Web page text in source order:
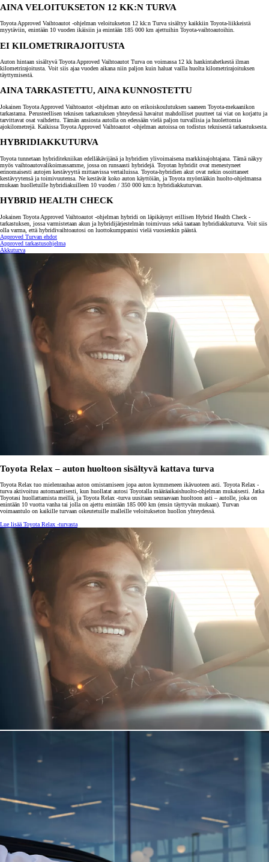
AINA VELOITUKSETON 12 KK:N TURVA
Toyota Approved Vaihtoautot -ohjelman veloitukseton 12 kk:n Turva sisältyy kaikkiin Toyota-liikkeistä
myytäviin, enintään 10 vuoden ikäisiin ja enintään 185 000 km ajettuihin Toyota-vaihtoautoihin.
EI KILOMETRIRAJOITUSTA
Auton hintaan sisältyvä Toyota Approved Vaihtoautot Turva on voimassa 12 kk hankintahetkestä ilman
kilometrirajoitusta. Voit siis ajaa vuoden aikana niin paljon kuin haluat vailla huolta kilometrirajoituksen
täyttymisestä.
AINA TARKASTETTU, AINA KUNNOSTETTU
Jokainen Toyota Approved Vaihtoautot -ohjelman auto on erikoiskoulutuksen saaneen Toyota-mekaanikon
tarkastama. Perusteellisen teknisen tarkastuksen yhteydessä havaitut mahdolliset puutteet tai viat on korjattu ja
tarvittavat osat vaihdettu. Tämän ansiosta autolla on edessään vielä paljon turvallisia ja huolettomia
ajokilometrejä. Kaikissa Toyota Approved Vaihtoautot -ohjelman autoissa on todistus teknisestä tarkastuksesta.
HYBRIDIAKKUTURVA
Toyota tunnetaan hybriditekniikan edelläkävijänä ja hybridien ylivoimaisena markkinajohtajana. Tämä näkyy
myös vaihtoautovalikoimassamme, jossa on runsaasti hybridejä. Toyotan hybridit ovat menestyneet
erinomaisesti autojen kestävyyttä mittaavissa vertailuissa. Toyota-hybridien akut ovat nekin osoittaneet
kestävyytensä ja toimivuutensa. Ne kestävät koko auton käyttöiän, ja Toyota myöntääkin huolto-ohjelmansa
mukaan huolletuille hybridiakuilleen 10 vuoden / 350 000 km:n hybridiakkuturvan.
HYBRID HEALTH CHECK
Jokainen Toyota Approved Vaihtoautot -ohjelman hybridi on läpikäynyt erillisen Hybrid Health Check -
tarkastuksen, jossa varmistetaan akun ja hybridijärjestelmän toimivuus sekä taataan hybridiakkuturva. Voit siis
olla varma, että hybridivaihtoautosi on luottokumppanisi vielä vuosienkin päästä.
Approved Turvan ehdot
Approved tarkastusohjelma
Akkuturva
Toyota Relax – auton huoltoon sisältyvä kattava turva
Toyota Relax tuo mielenrauhaa auton omistamiseen jopa auton kymmeneen ikävuoteen asti. Toyota Relax -
turva aktivoituu automaattisesti, kun huollatat autosi Toyotalla määräaikaishuolto-ohjelman mukaisesti. Jatka
Toyotasi huollattamista meillä, ja Toyota Relax -turva uusitaan seuraavaan huoltoon asti – autolle, joka on
enintään 10 vuotta vanha tai jolla on ajettu enintään 185 000 km (ensin täyttyvän mukaan). Turvan
voimaantulo on kaikille turvaan oikeutetuille malleille veloitukseton huollon yhteydessä.
Lue lisää Toyota Relax -turvasta